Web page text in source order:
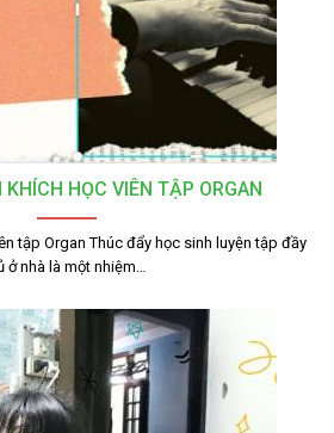
KHÍCH HỌC VIÊN TẬP ORGAN
tập Organ Thúc đẩy học sinh luyện tập đầy
ở nhà là một nhiệm…